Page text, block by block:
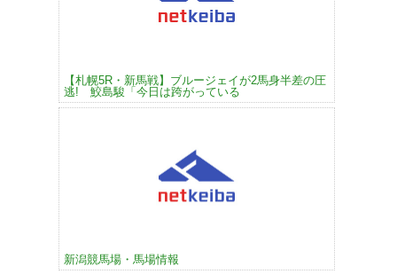
【札幌5R・新馬戦】ブルージェイが2馬身半差の圧
逃! 鮫島駿「今日は跨がっている
新潟競馬場・馬場情報